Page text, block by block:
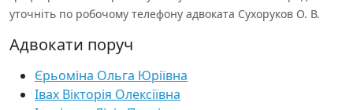
уточніть по робочому телефону адвоката Сухоруков О. В.
Адвокати поруч
Єрьоміна Ольга Юріївна
Івах Вікторія Олексіївна